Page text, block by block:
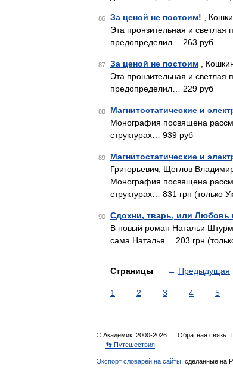
86 За ценой не постоим! ,
Эта пронзительная и
предопределил… 263 руб
87 За ценой не постоим ,
Эта пронзительная и
предопределил… 229 руб
88 Магнитостатические и
Монография посвящена
структурах… 939 руб
89 Магнитостатические и
Григорьевич, Щеглов
Монография посвящена
структурах… 831 грн (только
90 Сдохни, тварь, или Любовь
В новый роман Натальи Штурм
сама Наталья… 203 грн
Страницы ← Предыдущая
1 2 3 4 5
© Академик, 2000-2026 Обратная связь:
👣 Путешествия
Экспорт словарей на сайты , сделанные на